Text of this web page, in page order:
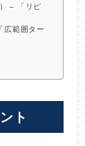
– 「リピ
範囲ター
ト